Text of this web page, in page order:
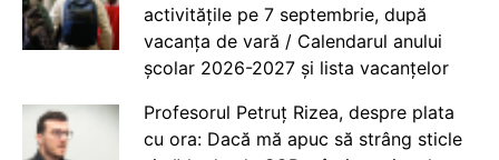
activitățile pe 7 septembrie, după
vacanța de vară / Calendarul anului
școlar 2026-2027 și lista vacanțelor
Profesorul Petruț Rizea, despre plata
cu ora: Dacă mă apuc să strâng sticle